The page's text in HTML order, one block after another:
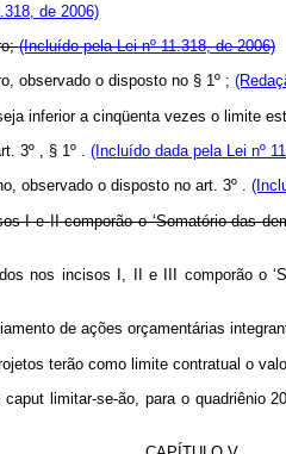
de 2006)
(Incluído pela Lei nº 11.318, de 2006)
observado o disposto no § 1º ;
inferior a cinqüenta vezes o limite
3º , § 1º . (Incluído dada pela Lei nº
observado o disposto no art. 3º .
I e II comporão o ‘Somatório das
nos incisos I, II e III comporão o
de ações orçamentárias
terão como limite contratual o
limitar-se-ão, para o